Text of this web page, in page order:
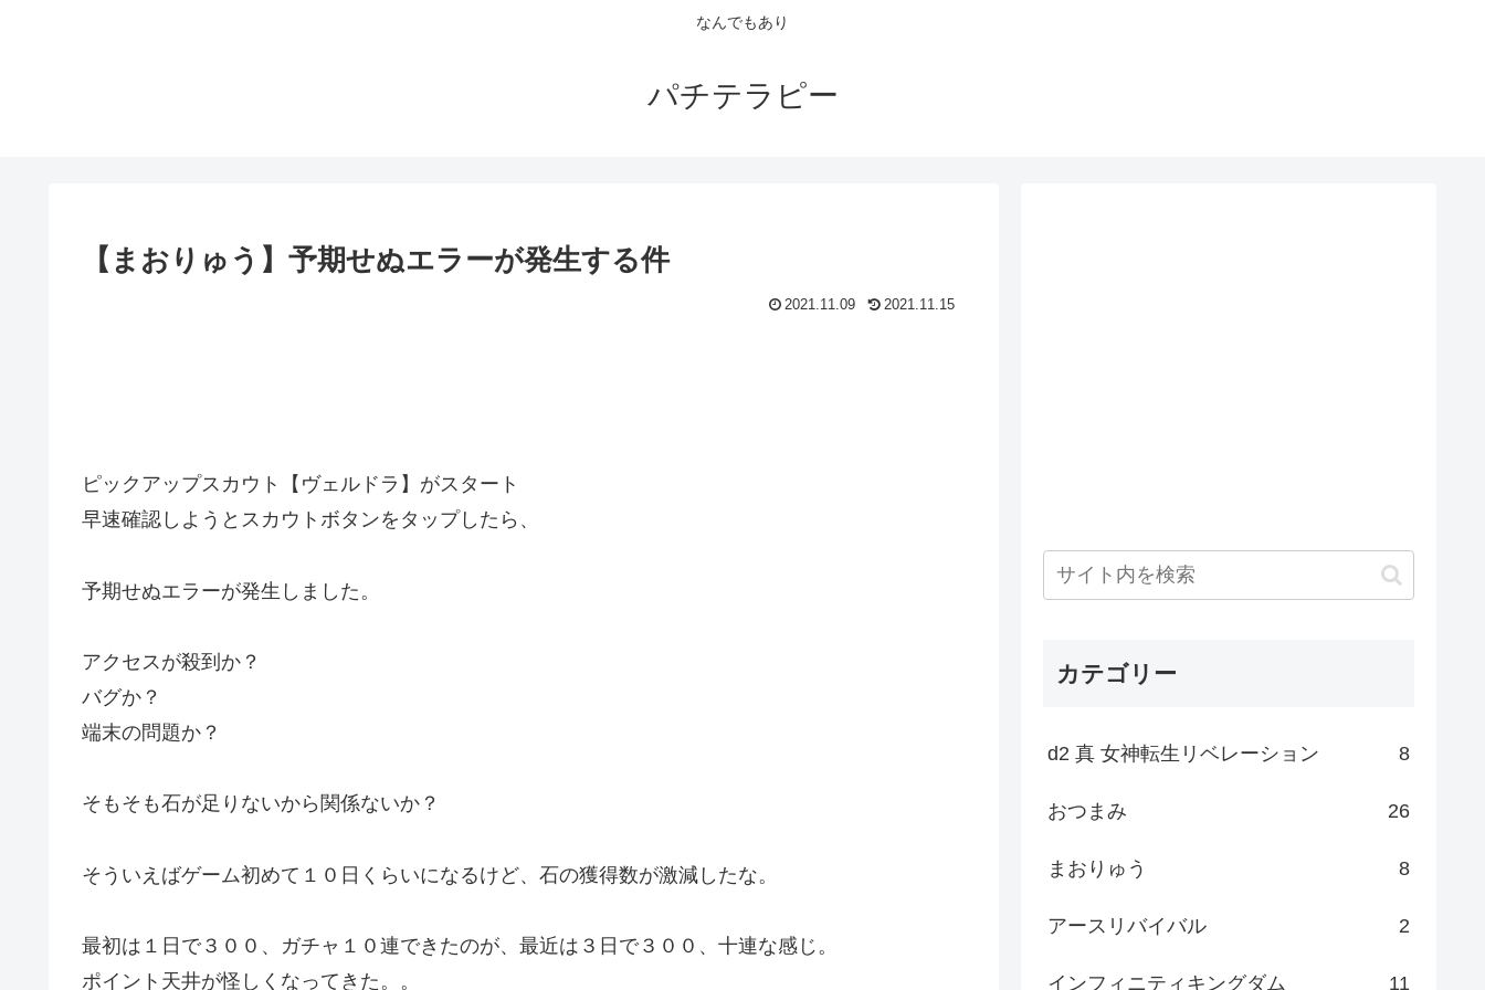
なんでもあり
パチテラピー
【まおりゅう】予期せぬエラーが発生する件
2021.11.09 2021.11.15
ピックアップスカウト【ヴェルドラ】がスタート
早速確認しようとスカウトボタンをタップしたら、
予期せぬエラーが発生しました。
アクセスが殺到か？
バグか？
端末の問題か？
そもそも石が足りないから関係ないか？
そういえばゲーム初めて１０日くらいになるけど、石の獲得数が激減したな。
最初は１日で３００、ガチャ１０連できたのが、最近は３日で３００、十連な感じ。
ポイント天井が怪しくなってきた。。
カテゴリー
d2 真 女神転生リベレーション 8
おつまみ 26
まおりゅう 8
アースリバイバル 2
インフィニティキングダム 11